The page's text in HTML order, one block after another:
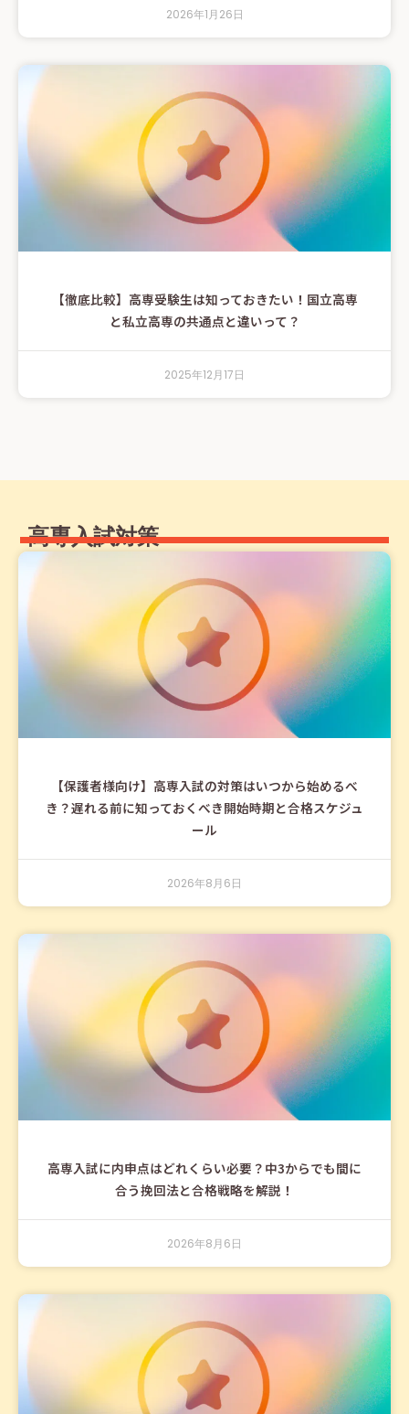
2026年1月26日
【徹底比較】高専受験生は知っておきたい！国立高専
と私立高専の共通点と違いって？
2025年12月17日
高専入試対策
【保護者様向け】高専入試の対策はいつから始めるべ
き？遅れる前に知っておくべき開始時期と合格スケジュ
ール
2026年8月6日
高専入試に内申点はどれくらい必要？中3からでも間に
合う挽回法と合格戦略を解説！
2026年8月6日